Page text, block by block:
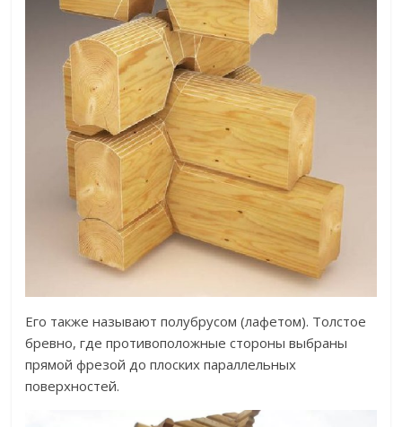
Его также называют полубрусом (лафетом). Толстое
бревно, где противоположные стороны выбраны
прямой фрезой до плоских параллельных
поверхностей.